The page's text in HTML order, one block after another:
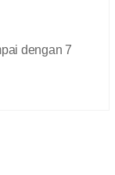
dengan 7